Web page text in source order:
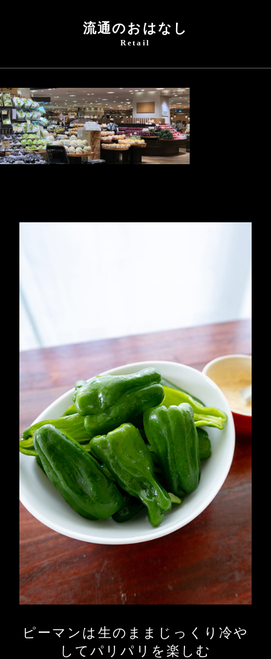
流通のおはなし
Retail
ピーマンは生のままじっくり冷や
してパリパリを楽しむ